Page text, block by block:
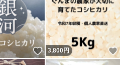
いいね！
3,800円